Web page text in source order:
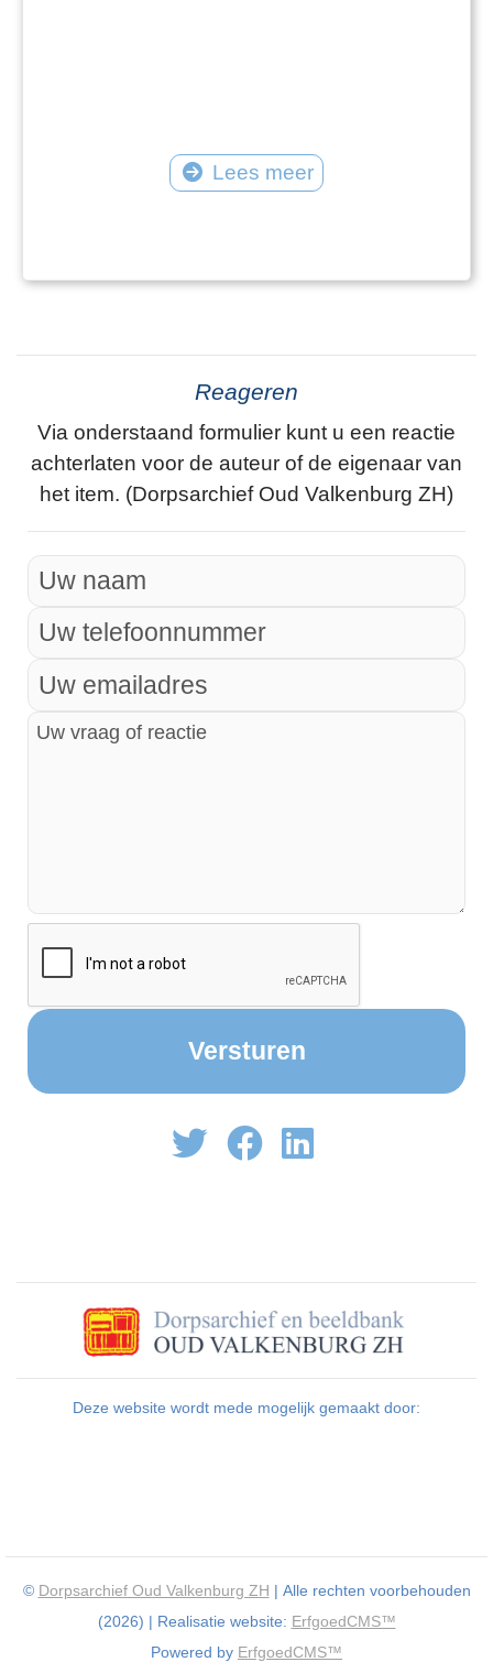
Lees meer
Reageren
Via onderstaand formulier kunt u een reactie
achterlaten voor de auteur of de eigenaar van
het item. (Dorpsarchief Oud Valkenburg ZH)
Deze website wordt mede mogelijk gemaakt door:
© Dorpsarchief Oud Valkenburg ZH | Alle rechten voorbehouden
(2026) | Realisatie website: ErfgoedCMS™
Powered by ErfgoedCMS™